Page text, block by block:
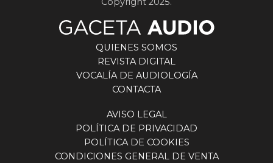
QUIENES SOMOS
REVISTA DIGITAL
VOCALÍA DE AUDIOLOGÍA
CONTACTA
AVISO LEGAL
POLÍTICA DE PRIVACIDAD
POLÍTICA DE COOKIES
CONDICIONES GENERAL DE VENTA